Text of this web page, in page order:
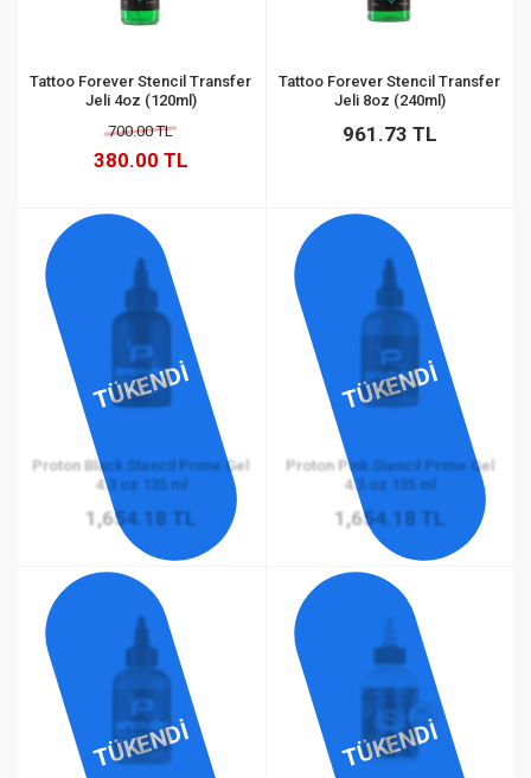
Tattoo Forever Stencil Transfer
Jeli 4oz (120ml)
700.00 TL
380.00 TL
Tattoo Forever Stencil Transfer
Jeli 8oz (240ml)
961.73 TL
TÜKENDİ
Proton Black Stencil Prime Gel
4.3 oz 135 ml
1,654.18 TL
TÜKENDİ
Proton Pink Stencil Prime Gel
4.3 oz 135 ml
1,654.18 TL
TÜKENDİ TÜKENDİ